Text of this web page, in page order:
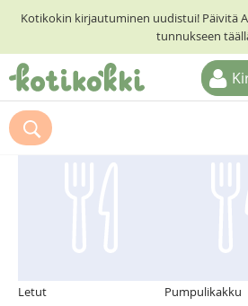
Kotikokin kirjautuminen uudistui! Päivitä
tunnukseen
ETUSIVU
RESEPTIHAKU
Suosittelemme myös
Letut Pumpulikakku